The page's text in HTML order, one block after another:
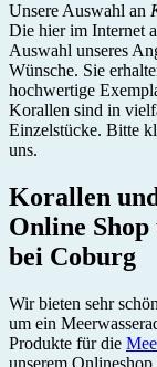
Unsere Auswahl an
Die hier im Internet
Auswahl unseres
Wünsche. Sie
hochwertige
Korallen sind in
Einzelstücke. Bitte
uns.
Korallen
Online
bei Coburg
Wir bieten sehr
um ein
Produkte für die
unserem